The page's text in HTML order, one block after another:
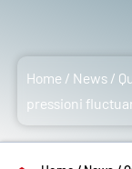
Home / News /
pressioni